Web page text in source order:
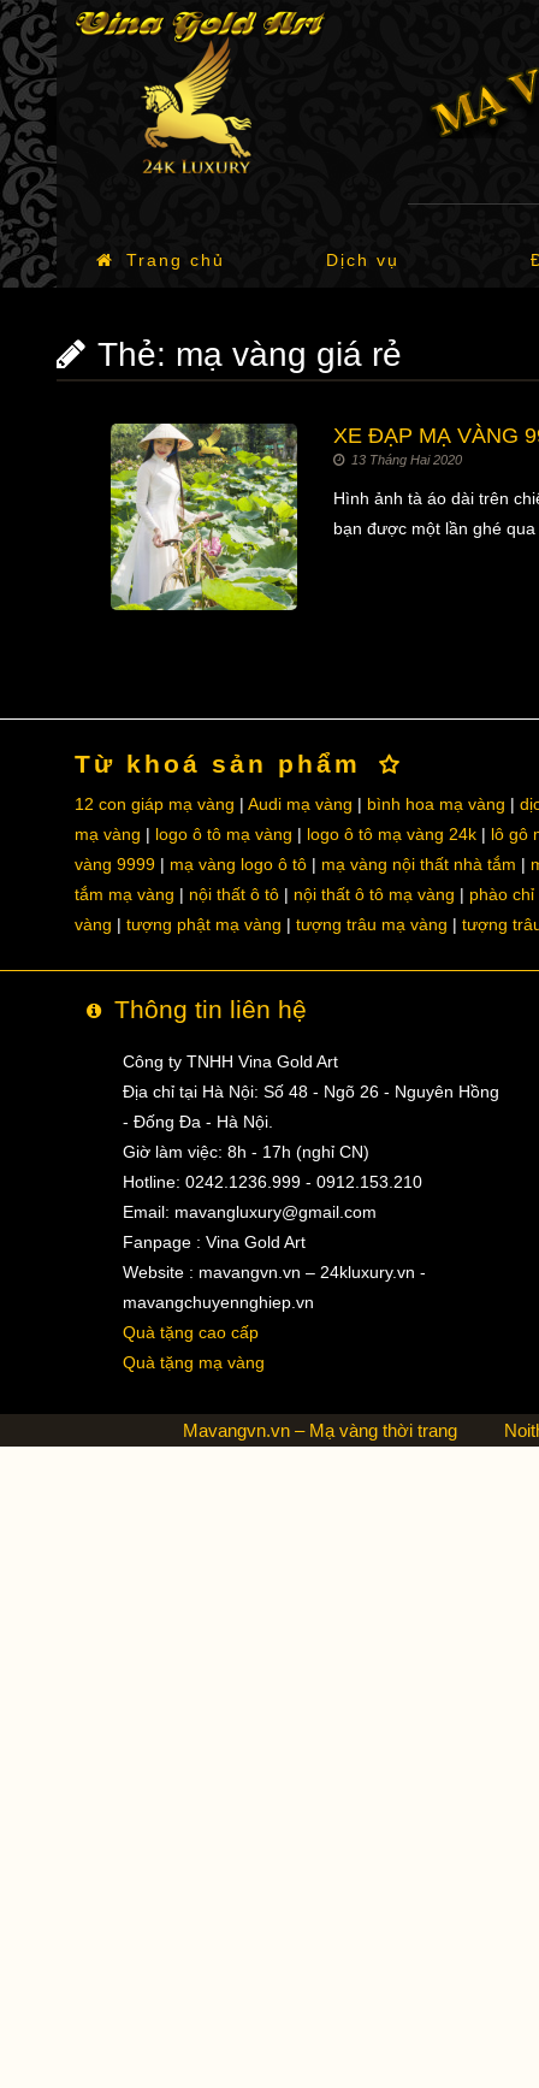
Trang chủ Dịch vụ
Thẻ: mạ vàng giá rẻ
XE ĐẠP MẠ VÀNG
13 Tháng Hai 2020
Hình ảnh tà áo dài trên
bạn được một lần ghé
Từ khoá sản phẩm
12 con giáp mạ vàng Audi mạ vàng bình hoa mạ vàng
mạ vàng
logo ô tô mạ vàng logo ô tô mạ vàng 24k
lô gô
vàng 9999
mạ vàng logo ô tô mạ vàng nội thất nhà tắm
tắm mạ vàng
nội thất ô tô nội thất ô tô mạ vàng
phào chỉ
vàng
tượng phật mạ vàng tượng trâu mạ vàng tượng
Thông tin liên hệ
Công ty TNHH Vina Gold Art
Địa chỉ tại Hà Nội: Số 48 - Ngõ 26 - Nguyên Hồng
- Đống Đa - Hà Nội.
Giờ làm việc: 8h - 17h (nghỉ CN)
Hotline: 0242.1236.999 - 0912.153.210
Email: mavangluxury@gmail.com
Fanpage : Vina Gold Art
Website : mavangvn.vn – 24kluxury.vn -
mavangchuyennghiep.vn
Quà tặng cao cấp
Quà tặng mạ vàng
Mavangvn.vn – Mạ vàng thời trang